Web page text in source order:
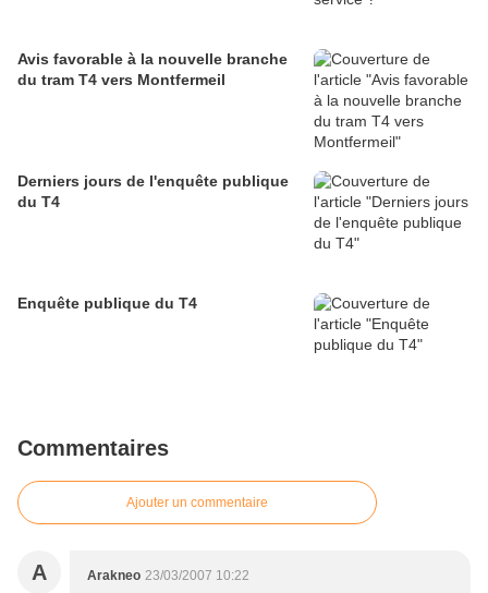
Avis favorable à la nouvelle branche
du tram T4 vers Montfermeil
Derniers jours de l'enquête publique
du T4
Enquête publique du T4
Commentaires
Ajouter un commentaire
A Arakneo 23/03/2007 10:22